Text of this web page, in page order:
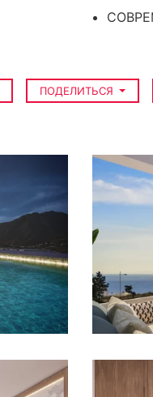
ПОДЕЛИТЬСЯ